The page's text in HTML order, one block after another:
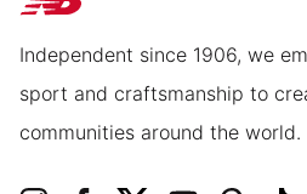
Independent since 1906, we
sport and craftsmanship to
communities around the world.